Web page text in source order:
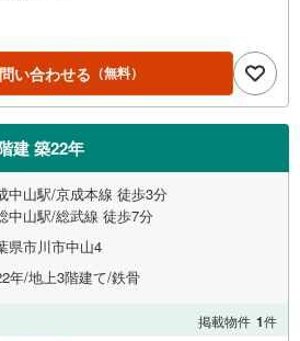
い合わせる （無料）
建 築22年
中山駅/京成本線 徒歩3分
中山駅/総武線 徒歩7分
県市川市中山4
年/地上3階建て/鉄骨
掲載物件 1件